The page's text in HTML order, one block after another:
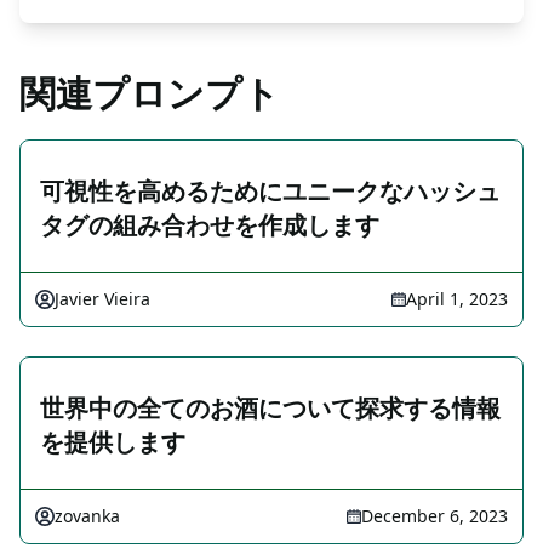
関連プロンプト
可視性を高めるためにユニークなハッシュ
タグの組み合わせを作成します
Javier Vieira April 1, 2023
世界中の全てのお酒について探求する情報
を提供します
zovanka December 6, 2023